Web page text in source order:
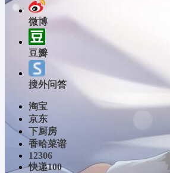
微博
豆瓣
搜外问答
淘宝
京东
下厨房
香哈菜谱
12306
快递100